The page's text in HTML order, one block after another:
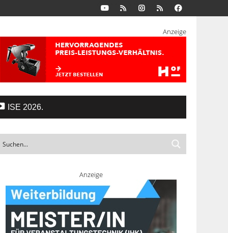
Anzeige
ISE 2026.
Anzeige